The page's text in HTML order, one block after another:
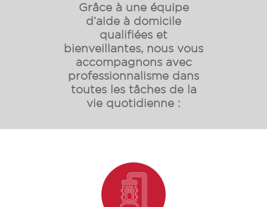
Grâce à une équipe
d’aide à domicile
qualifiées et
bienveillantes, nous vous
accompagnons avec
professionnalisme dans
toutes les tâches de la
vie quotidienne :